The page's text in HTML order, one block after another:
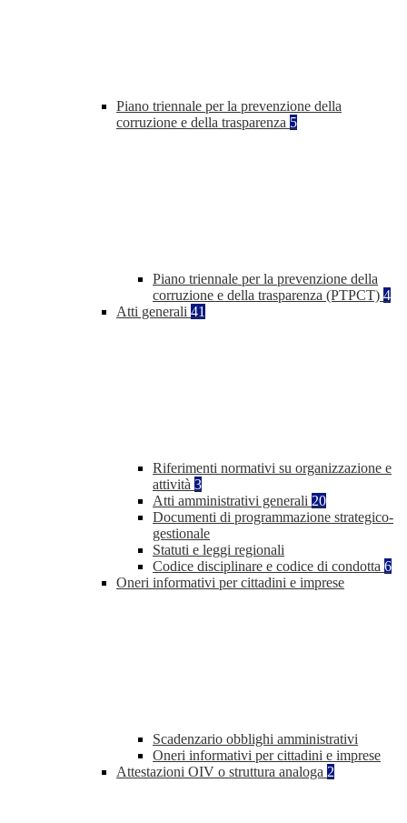
Piano triennale per la prevenzione della
corruzione e della trasparenza 5
Piano triennale per la prevenzione della
corruzione e della trasparenza (PTPCT) 4
Atti generali 41
Riferimenti normativi su organizzazione e
attività 3
Atti amministrativi generali 20
Documenti di programmazione strategico-
gestionale
Statuti e leggi regionali
Codice disciplinare e codice di condotta 6
Oneri informativi per cittadini e imprese
Scadenzario obblighi amministrativi
Oneri informativi per cittadini e imprese
Attestazioni OIV o struttura analoga 2